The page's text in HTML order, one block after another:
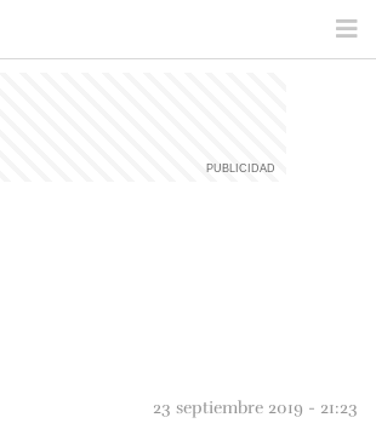
23 septiembre 2019 - 21:23